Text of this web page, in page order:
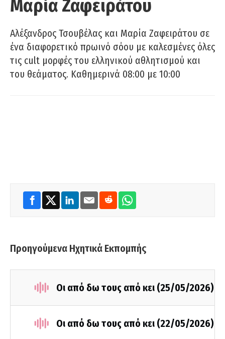
Μαρία Ζαφειράτου
Αλέξανδρος Τσουβέλας και Μαρία Ζαφειράτου σε
ένα διαφορετικό πρωινό σόου με καλεσμένες όλες
τις cult μορφές του ελληνικού αθλητισμού και
του θεάματος. Καθημερινά 08:00 με 10:00
Προηγούμενα Ηχητικά Εκπομπής
Οι από δω τους από κει (25/05/2026)
Οι από δω τους από κει (22/05/2026)